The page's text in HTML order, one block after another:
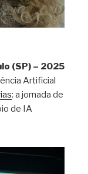
(SP) – 2025
Artificial
: a jornada de
de IA